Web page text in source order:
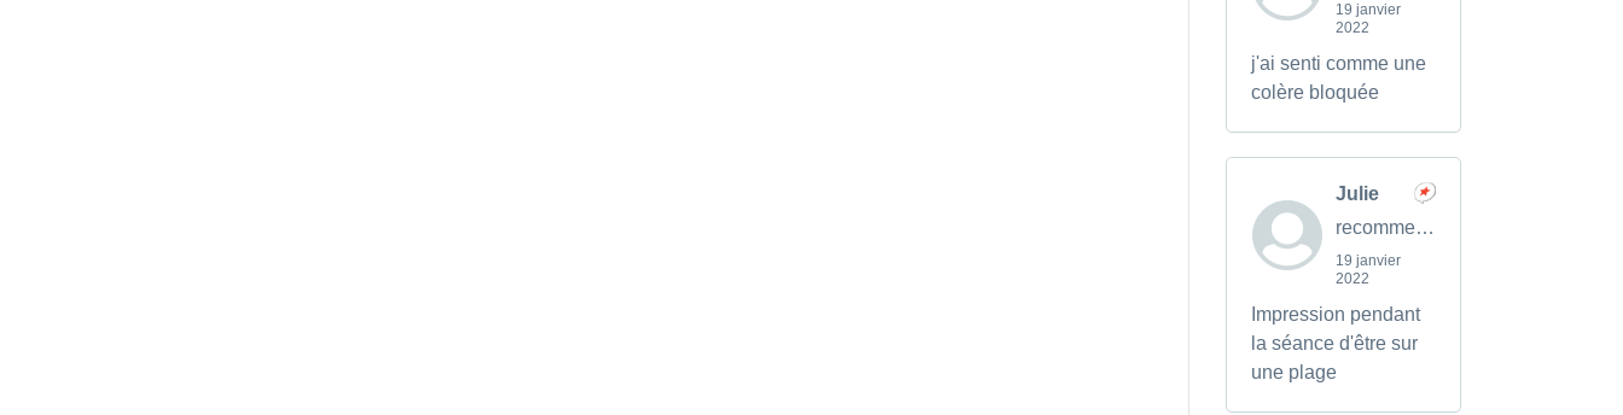
19 janvier
2022
j'ai senti comme une
colère bloquée
Julie
recommends
19 janvier
2022
Impression pendant
la séance d'être sur
une plage